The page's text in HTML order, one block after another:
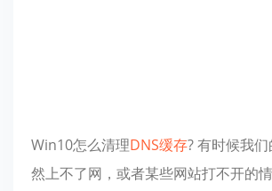
Win10怎么清理DNS缓存? 有时候我
然上不了网，或者某些网站打不开的